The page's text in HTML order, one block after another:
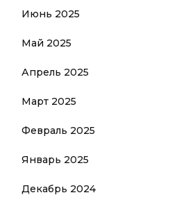
Июнь 2025
Май 2025
Апрель 2025
Март 2025
Февраль 2025
Январь 2025
Декабрь 2024